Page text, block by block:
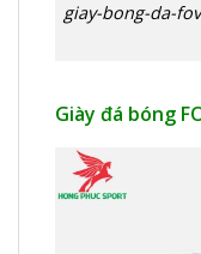
giay-bong-da-
Giày đá bóng